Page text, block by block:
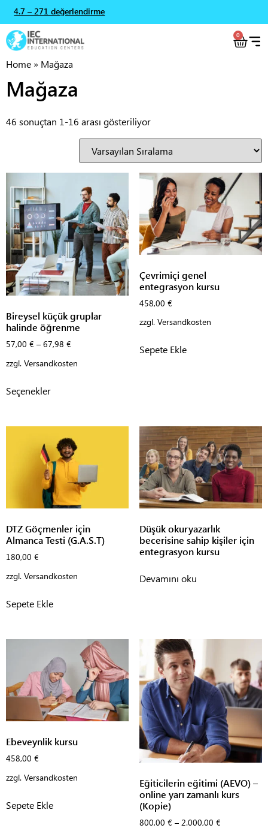
4.7 – 271 değerlendirme
0
Home » Mağaza
Mağaza
46 sonuçtan 1-16 arası gösteriliyor
Bireysel küçük gruplar
halinde öğrenme
57,00 € – 67,98 €
zzgl. Versandkosten
Seçenekler
Çevrimiçi genel
entegrasyon kursu
458,00 €
zzgl. Versandkosten
Sepete Ekle
DTZ Göçmenler için
Almanca Testi (G.A.S.T)
180,00 €
zzgl. Versandkosten
Sepete Ekle
Düşük okuryazarlık
becerisine sahip kişiler için
entegrasyon kursu
Devamını oku
Ebeveynlik kursu
458,00 €
zzgl. Versandkosten
Sepete Ekle
Eğiticilerin eğitimi (AEVO) –
online yarı zamanlı kurs
(Kopie)
800,00 € – 2.000,00 €